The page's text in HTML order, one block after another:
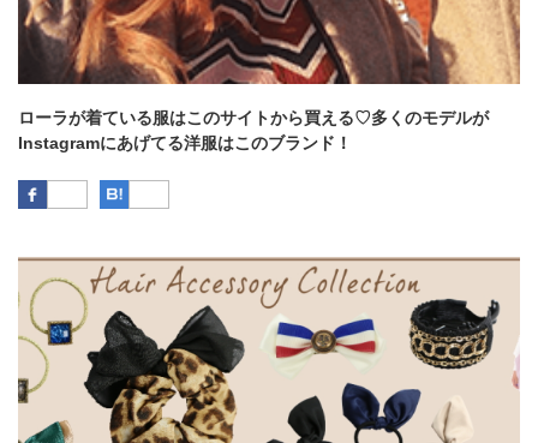
ローラが着ている服はこのサイトから買える♡多くのモデルが
Instagramにあげてる洋服はこのブランド！
Facebook